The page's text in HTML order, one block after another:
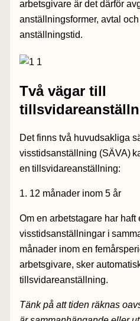
arbetsgivare är det därför
anställningsformer, avtal
anställningstid.
Två vägar till
Det finns två huvudsakliga
visstidsanställning (SÄVA)
en tillsvidareanställning:
1. 12 månader inom 5 år
Om en arbetstagare har
visstidsanställningar i
månader inom en
arbetsgivare, sker
tillsvidareanställning.
Tänk på att tiden räknas